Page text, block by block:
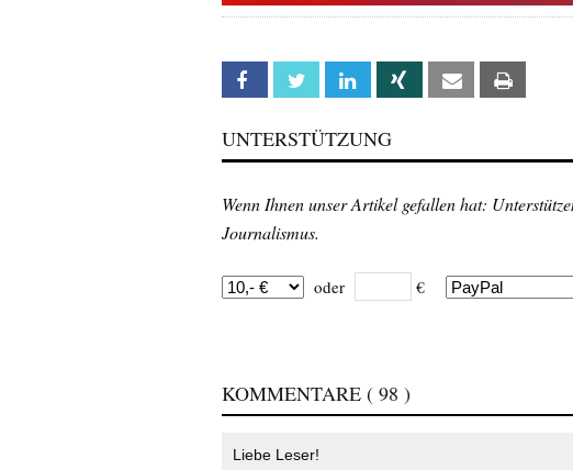
Facebook Twitter Linkedin Xing Email
UNTERSTÜTZUNG
Wenn Ihnen unser Artikel gefallen hat:
Journalismus.
oder €
KOMMENTARE ( 98 )
Liebe Leser!